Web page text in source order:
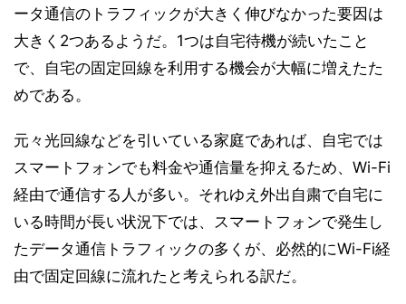
ータ通信のトラフィックが大きく伸びなかった要因は
大きく2つあるようだ。1つは自宅待機が続いたこと
で、自宅の固定回線を利用する機会が大幅に増えたた
めである。
元々光回線などを引いている家庭であれば、自宅では
スマートフォンでも料金や通信量を抑えるため、Wi-Fi
経由で通信する人が多い。それゆえ外出自粛で自宅に
いる時間が長い状況下では、スマートフォンで発生し
たデータ通信トラフィックの多くが、必然的にWi-Fi経
由で固定回線に流れたと考えられる訳だ。